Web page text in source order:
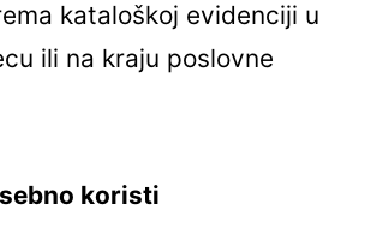
kataloškoj evidenciji u
ili na kraju poslovne
koristi